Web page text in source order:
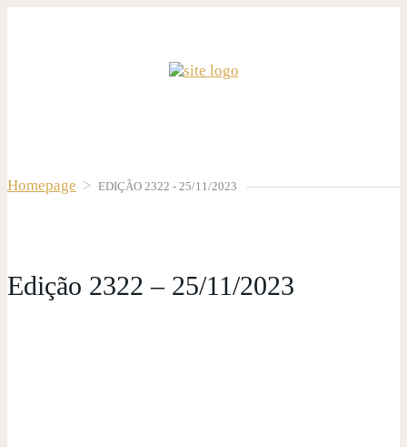
Homepage > EDIÇÃO 2322 - 25/11/2023
Edição 2322 – 25/11/2023